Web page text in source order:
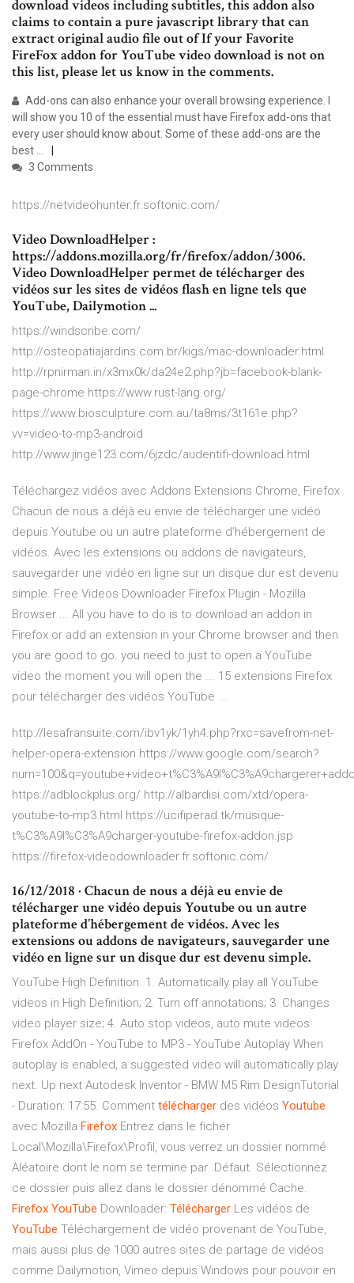
download videos including subtitles, this addon also
claims to contain a pure javascript library that can
extract original audio file out of If your Favorite
FireFox addon for YouTube video download is not on
this list, please let us know in the comments.
Add-ons can also enhance your overall browsing experience. I
will show you 10 of the essential must have Firefox add-ons that
every user should know about. Some of these add-ons are the
best ...
3 Comments
https://netvideohunter.fr.softonic.com/
Video DownloadHelper :
https://addons.mozilla.org/fr/firefox/addon/3006.
Video DownloadHelper permet de télécharger des
vidéos sur les sites de vidéos flash en ligne tels que
YouTube, Dailymotion ...
https://windscribe.com/
http://osteopatiajardins.com.br/kigs/mac-downloader.html
http://rpnirman.in/x3mx0k/da24e2.php?jb=facebook-blank-
page-chrome https://www.rust-lang.org/
https://www.biosculpture.com.au/ta8ms/3t161e.php?
vv=video-to-mp3-android
http://www.jinge123.com/6jzdc/audentifi-download.html
Téléchargez vidéos avec Addons Extensions Chrome, Firefox
Chacun de nous a déjà eu envie de télécharger une vidéo
depuis Youtube ou un autre plateforme d’hébergement de
vidéos. Avec les extensions ou addons de navigateurs,
sauvegarder une vidéo en ligne sur un disque dur est devenu
simple. Free Videos Downloader Firefox Plugin - Mozilla
Browser ... All you have to do is to download an addon in
Firefox or add an extension in your Chrome browser and then
you are good to go. you need to just to open a YouTube
video the moment you will open the ... 15 extensions Firefox
pour télécharger des vidéos YouTube ...
http://lesafransuite.com/ibv1yk/1yh4.php?rxc=savefrom-net-
helper-opera-extension https://www.google.com/search?
https://adblockplus.org/ http://albardisi.com/xtd/opera-
youtube-to-mp3.html https://ucifiperad.tk/musique-
t%C3%A9l%C3%A9charger-youtube-firefox-addon.jsp
https://firefox-videodownloader.fr.softonic.com/
16/12/2018 · Chacun de nous a déjà eu envie de
télécharger une vidéo depuis Youtube ou un autre
plateforme d’hébergement de vidéos. Avec les
extensions ou addons de navigateurs, sauvegarder une
vidéo en ligne sur un disque dur est devenu simple.
YouTube High Definition. 1. Automatically play all YouTube
videos in High Definition; 2. Turn off annotations; 3. Changes
video player size; 4. Auto stop videos, auto mute videos
Firefox AddOn - YouTube to MP3 - YouTube Autoplay When
autoplay is enabled, a suggested video will automatically play
next. Up next Autodesk Inventor - BMW M5 Rim DesignTutorial
- Duration: 17:55. Comment télécharger des vidéos Youtube
avec Mozilla Firefox Entrez dans le ficher
Local\Mozilla\Firefox\Profil, vous verrez un dossier nommé
Aléatoire dont le nom se termine par .Défaut. Sélectionnez
ce dossier puis allez dans le dossier dénommé Cache.
Firefox YouTube Downloader: Télécharger Les vidéos de
YouTube Téléchargement de vidéo provenant de YouTube,
mais aussi plus de 1000 autres sites de partage de vidéos
comme Dailymotion, Vimeo depuis Windows pour pouvoir en